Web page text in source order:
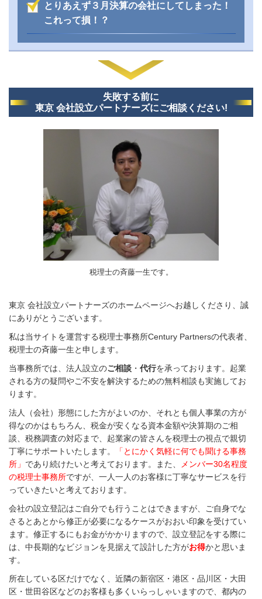
とりあえず３月決算の会社にしてしまった！
これって損！？
失敗する前に
東京 会社設立パートナーズにご相談ください!
税理士の斉藤一生です。
東京 会社設立パートナーズのホームページへお越しくださり、誠
にありがとうございます。
私は当サイトを運営する税理士事務所Century Partnersの代表者、
税理士の斉藤一生と申します。
当事務所では、法人設立のご相談 ・ 代行を承っております。起業
される方の疑問やご不安を解決するための無料相談も実施してお
ります。
法人（会社）形態にした方がよいのか、それとも個人事業の方が
得なのかはもちろん、税金が安くなる資本金額や決算期のご相
談、税務調査の対応まで、起業家の皆さんを税理士の視点で親切
丁寧にサポートいたします。
「とにかく気軽に何でも聞ける事務
所」 であり続けたいと考えております。また、
メンバー30名程度
の税理士事務所ですが、一人一人のお客様に丁寧なサービスを行
っていきたいと考えております。
会社の設立登記はご自分でも行うことはできますが、ご自身でな
さるとあとから修正が必要になるケースがおおい印象を受けてい
ます。修正するにもお金がかかりますので、設立登記をする際に
は、中長期的なビジョンを見据えて設計した方がお得かと思いま
す。
所在している区だけでなく、近隣の新宿区・港区・品川区・大田
区・世田谷区などのお客様も多くいらっしゃいますので、都内の